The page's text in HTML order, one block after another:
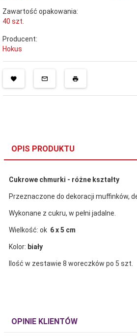
Zawartość opakowania:
40 szt.
Producent:
Hokus
OPIS PRODUKTU
Cukrowe chmurki - różne kształty
Przeznaczone do dekoracji muffinków,
Wykonane z cukru, w pełni jadalne.
Wielkość: ok 6 x 5 cm
Kolor: biały
Ilość w zestawie 8 woreczków po 5 szt.
OPINIE KLIENTÓW